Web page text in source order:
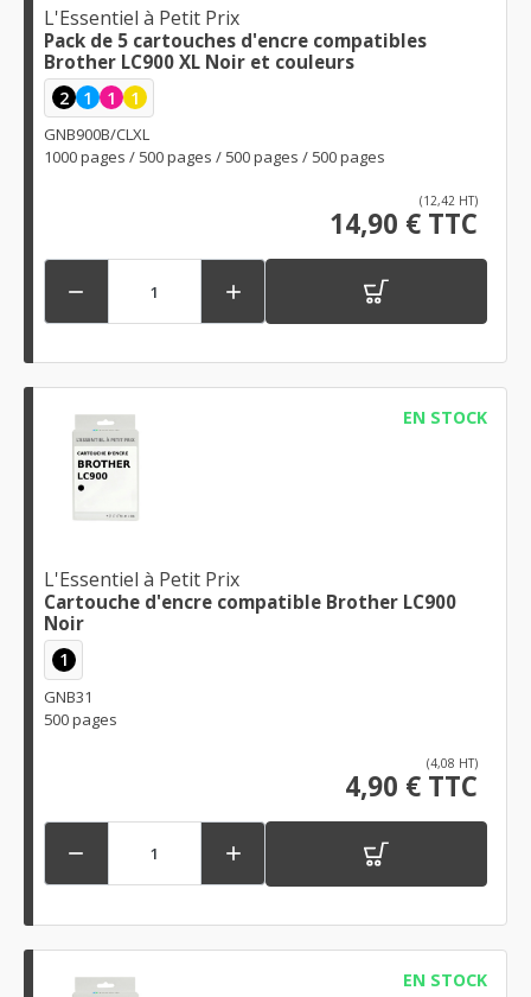
L'Essentiel à Petit Prix
Pack de 5 cartouches d'encre compatibles
Brother LC900 XL Noir et couleurs
2 1 1 1
GNB900B/CLXL
1000 pages / 500 pages / 500 pages / 500 pages
(12,42 HT)
14,90 € TTC
 
EN STOCK
L'Essentiel à Petit Prix
Cartouche d'encre compatible Brother LC900
Noir
1
GNB31
500 pages
(4,08 HT)
4,90 € TTC
 
EN STOCK